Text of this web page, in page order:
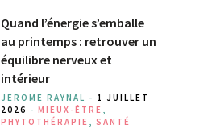
Quand l’énergie s’emballe
au printemps : retrouver un
équilibre nerveux et
intérieur
JEROME RAYNAL - 1 JUILLET
2026 - MIEUX-ÊTRE ,
PHYTOTHÉRAPIE , SANTÉ